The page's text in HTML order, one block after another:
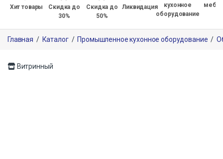
Хит товары
Скидка до
30%
Скидка до
50%
Ликвидация
кухонное
оборудование
Главная / Каталог / Промышленное кухонное оборудование /
Витринный